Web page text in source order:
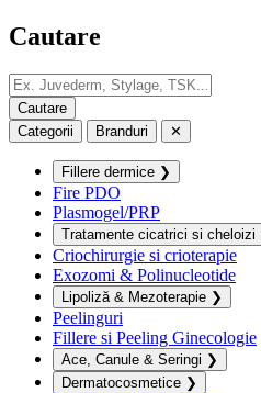
Cautare
Categorii Branduri ✕
Fillere dermice ❯
Fire PDO
Plasmogel/PRP
Tratamente cicatrici si cheloizi
Criochirurgie si crioterapie
Exozomi & Polinucleotide
Lipoliză & Mezoterapie ❯
Peelinguri
Fillere si Peeling Ginecologie
Ace, Canule & Seringi ❯
Dermatocosmetice ❯